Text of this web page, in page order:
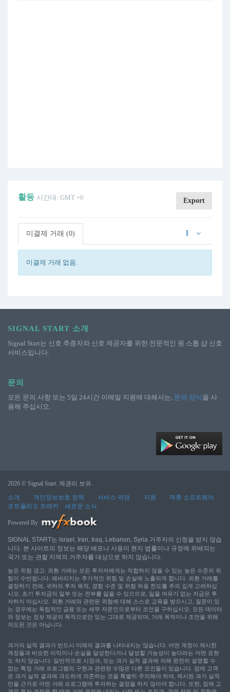
활동 시간대: GMT +0 Export
미결제 거래 (0)
미결제 거래 없음.
SIGNAL START 소개
Signal Start는 신호 추종자와 신호 제공자를 위한 전문적인 원 스톱 샵 신호
서비스입니다.
문의
모든 문의 사항 또는 5일 24시간 이메일 지원에 대해서는, 문의 양식 을 사
용해 주십시오.
2026 © Signal Start. 제권리 보유.
소개
개인정보보호 정책 서비스 약관 지원
제휴 소프트웨어
포트폴리오 트래커
새로운 소식
Powered By
SIGNAL START는 Israel, Iran, Iraq, Lebanon, Syria 거주자의 신청을 받지 않습
니다. 본 사이트의 정보는 해당 배포나 사용이 현지 법률이나 규정에 위배되는
국가 또는 관할 지역의 거주자를 대상으로 하지 않습니다.
높은 위험 경고: 외환 거래는 모든 투자자에게는 적합하지 않을 수 있는 높은 수준의 위
험이 수반됩니다. 레버리지는 추가적인 위험 및 손실에 노출되게 합니다. 외환 거래를
결정하기 전에, 귀하의 투자 목적, 경험 수준 및 위험 허용 한도를 주의 깊게 고려하십
시오. 초기 투자금의 일부 또는 전부를 잃을 수 있으므로, 잃을 여유가 없는 자금은 투
자하지 마십시오. 외환 거래와 관련된 위험에 대해 스스로 교육을 받으시고, 질문이 있
는 경우에는 독립적인 금융 또는 세무 자문인으로부터 조언을 구하십시오. 모든 데이터
와 정보는 정보 제공의 목적으로만 있는 그대로 제공되며, 거래 목적이나 조언을 위해
의도된 것은 아닙니다.
과거의 실적 결과가 반드시 미래의 결과를 나타내지는 않습니다. 어떤 계정이 제시한
계정들과 비슷한 이익이나 손실을 달성한다거나 달성할 가능성이 높다라는 어떤 표현
도 하지 않습니다. 일반적으로 시장과, 또는 과거 실적 결과에 의해 완전히 설명할 수
없는 특정 거래 프로그램의 구현과 관련된 수많은 다른 요인들이 있습니다. 잠재 고객
은 과거 실적 결과에 과도하게 의존하는 것을 특별히 주의해야 하며, 제시된 과거 실적
만을 근거로 어떤 거래 프로그램에 투자하는 결정을 하지 않아야 합니다. 또한, 잠재 고